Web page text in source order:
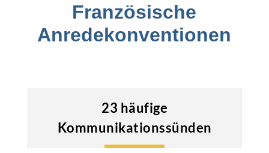
Französische
Anredekonventionen